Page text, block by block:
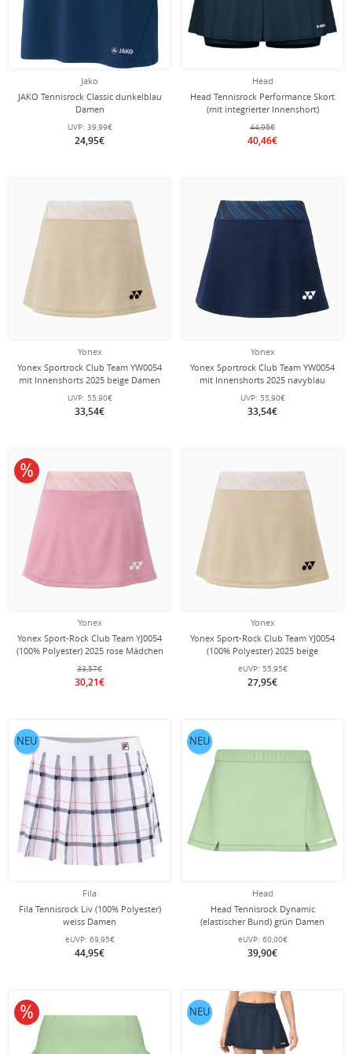
Jako
JAKO Tennisrock Classic dunkelblau
Damen
UVP: 39,99€
24,95€
Head
Head Tennisrock Performance Skort
(mit integrierter Innenshort)
navyblau Damen
44,95€
40,46€
Yonex
Yonex Sportrock Club Team YW0054
mit Innenshorts 2025 beige Damen
UVP: 55,90€
33,54€
Yonex
Yonex Sportrock Club Team YW0054
mit Innenshorts 2025 navyblau
Damen
UVP: 55,90€
33,54€
Yonex
Yonex Sport-Rock Club Team YJ0054
(100% Polyester) 2025 rose Mädchen
33,57€
30,21€
10% reduziert
Yonex
Yonex Sport-Rock Club Team YJ0054
(100% Polyester) 2025 beige
Mädchen
eUVP: 55,95€
27,95€
Fila
Fila Tennisrock Liv (100% Polyester)
weiss Damen
eUVP: 69,95€
44,95€
NEU
Head
Head Tennisrock Dynamic
(elastischer Bund) grün Damen
eUVP: 60,00€
39,90€
NEU
10% reduziert NEU